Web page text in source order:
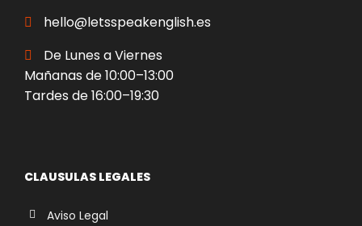
hello@letsspeakenglish.es
De Lunes a Viernes
Mañanas de 10:00–13:00
Tardes de 16:00–19:30
CLAUSULAS LEGALES
Aviso Legal